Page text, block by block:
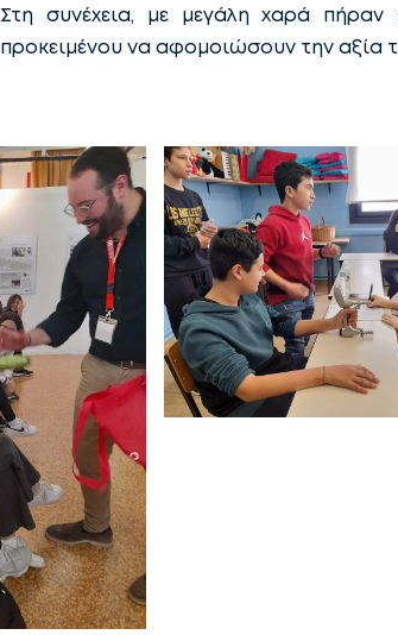
Στη συνέχεια, με μεγάλη χαρά πήραν
προκειμένου να αφομοιώσουν την αξία